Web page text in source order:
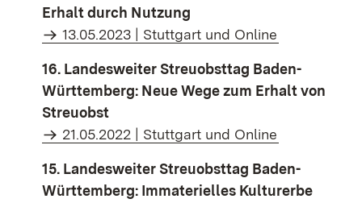
Erhalt durch Nutzung
13.05.2023 | Stuttgart und Online
16. Landesweiter Streuobsttag Baden-
Württemberg: Neue Wege zum Erhalt von
Streuobst
21.05.2022 | Stuttgart und Online
15. Landesweiter Streuobsttag Baden-
Württemberg: Immaterielles Kulturerbe